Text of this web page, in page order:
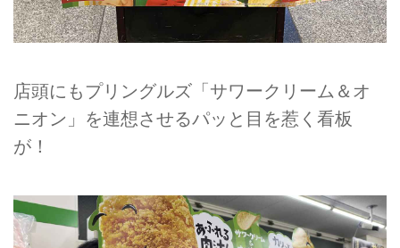
店頭にもプリングルズ「サワークリーム＆オ
ニオン」を連想させるパッと目を惹く看板
が！